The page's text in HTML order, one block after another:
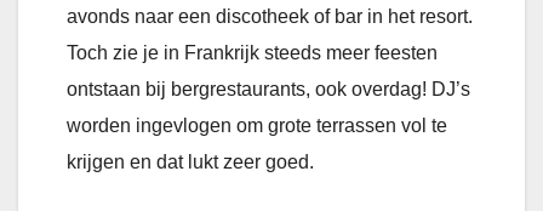
avonds naar een discotheek of bar in het resort.
Toch zie je in Frankrijk steeds meer feesten
ontstaan bij bergrestaurants, ook overdag! DJ’s
worden ingevlogen om grote terrassen vol te
krijgen en dat lukt zeer goed.